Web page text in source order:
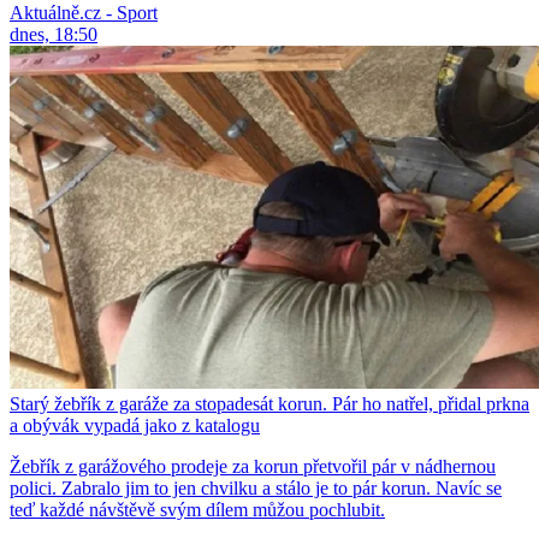
Aktuálně.cz - Sport
dnes, 18:50
Starý žebřík z garáže za stopadesát korun. Pár ho natřel, přidal prkna
a obývák vypadá jako z katalogu
Žebřík z garážového prodeje za korun přetvořil pár v nádhernou
polici. Zabralo jim to jen chvilku a stálo je to pár korun. Navíc se
teď každé návštěvě svým dílem můžou pochlubit.